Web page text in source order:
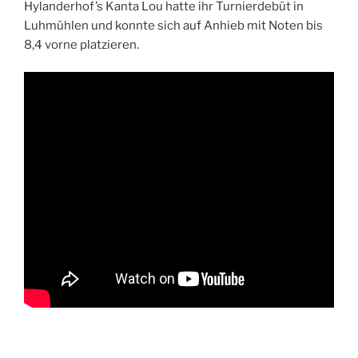
Hylanderhof’s Kanta Lou hatte ihr Turnierdebüt in
Luhmühlen und konnte sich auf Anhieb mit Noten bis
8,4 vorne platzieren.